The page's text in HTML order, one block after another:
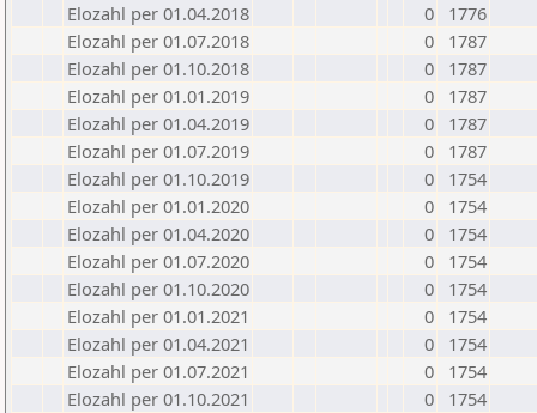
Elozahl per 01.04.2018
0
1776
Elozahl per 01.07.2018
0
1787
Elozahl per 01.10.2018
0
1787
Elozahl per 01.01.2019
0
1787
Elozahl per 01.04.2019
0
1787
Elozahl per 01.07.2019
0
1787
Elozahl per 01.10.2019
0
1754
Elozahl per 01.01.2020
0
1754
Elozahl per 01.04.2020
0
1754
Elozahl per 01.07.2020
0
1754
Elozahl per 01.10.2020
0
1754
Elozahl per 01.01.2021
0
1754
Elozahl per 01.04.2021
0
1754
Elozahl per 01.07.2021
0
1754
Elozahl per 01.10.2021
0
1754